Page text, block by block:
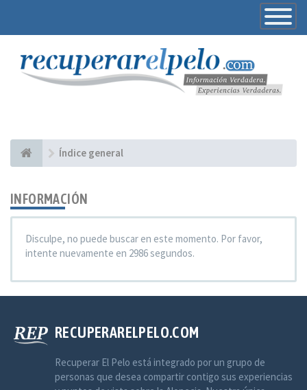
Toggle
Índice general
INFORMACIÓN
Disculpe, no puede buscar en este momento. Por favor,
intente nuevamente en 2986 segundos.
RECUPERARELPELO.COM
Recuperar El Pelo está integrado por un grupo de
personas que desea compartir contigo sus experiencias